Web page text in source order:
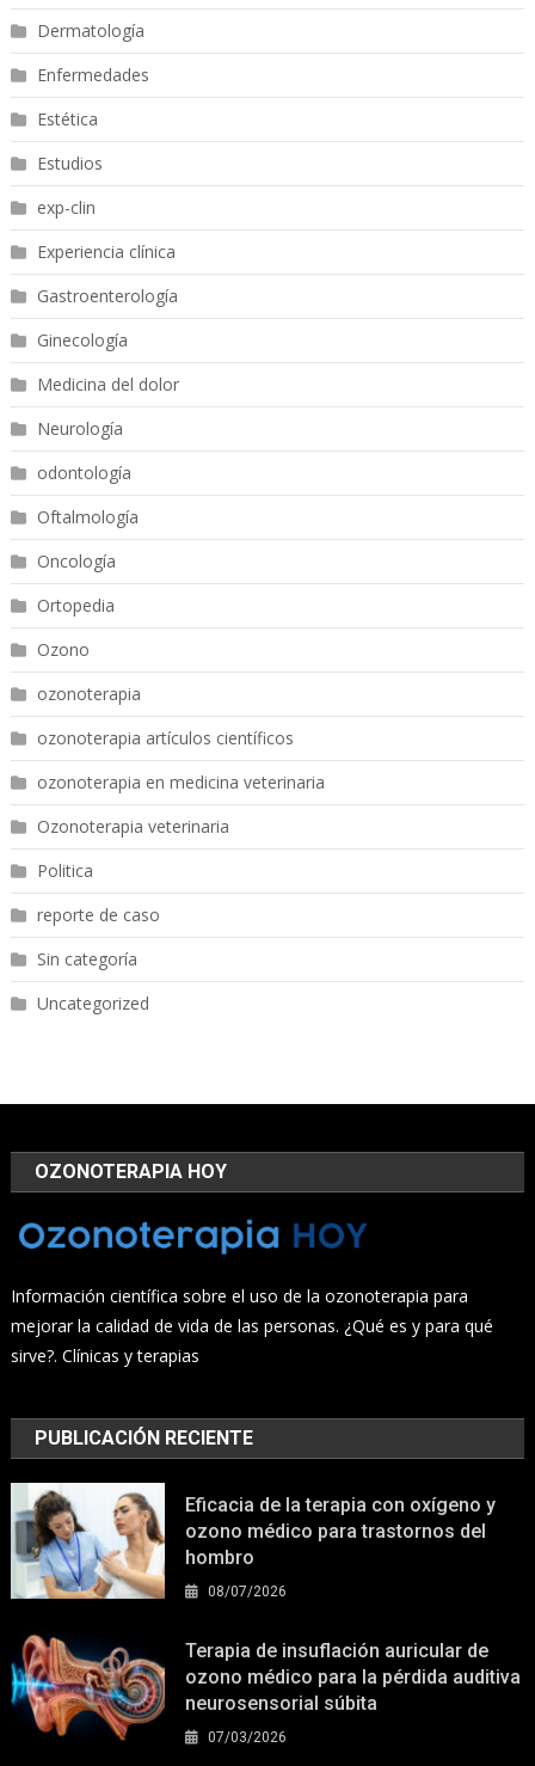
Dermatología
Enfermedades
Estética
Estudios
exp-clin
Experiencia clínica
Gastroenterología
Ginecología
Medicina del dolor
Neurología
odontología
Oftalmología
Oncología
Ortopedia
Ozono
ozonoterapia
ozonoterapia artículos científicos
ozonoterapia en medicina veterinaria
Ozonoterapia veterinaria
Politica
reporte de caso
Sin categoría
Uncategorized
OZONOTERAPIA HOY
Información científica sobre el uso de la ozonoterapia para
mejorar la calidad de vida de las personas. ¿Qué es y para qué
sirve?. Clínicas y terapias
PUBLICACIÓN RECIENTE
Eficacia de la terapia con oxígeno y
ozono médico para trastornos del
hombro
08/07/2026
Terapia de insuflación auricular de
ozono médico para la pérdida auditiva
neurosensorial súbita
07/03/2026